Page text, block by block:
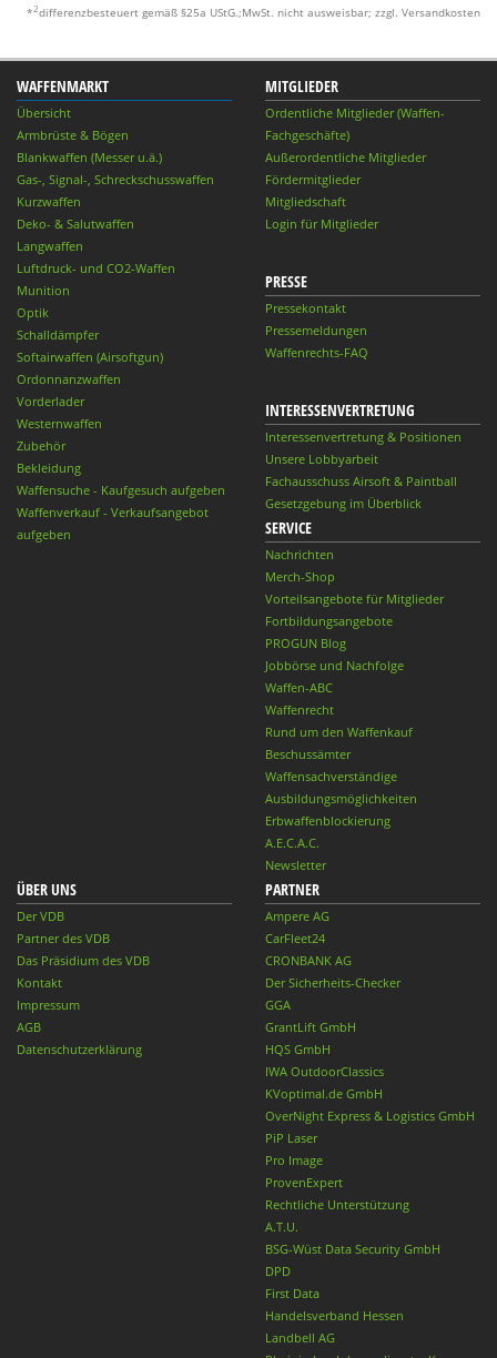
*2differenzbesteuert gemäß §25a UStG.;MwSt. nicht ausweisbar; zzgl. Versandkosten
WAFFENMARKT
Übersicht
Armbrüste & Bögen
Blankwaffen (Messer u.ä.)
Gas-, Signal-, Schreckschusswaffen
Kurzwaffen
Deko- & Salutwaffen
Langwaffen
Luftdruck- und CO2-Waffen
Munition
Optik
Schalldämpfer
Softairwaffen (Airsoftgun)
Ordonnanzwaffen
Vorderlader
Westernwaffen
Zubehör
Bekleidung
Waffensuche - Kaufgesuch aufgeben
Waffenverkauf - Verkaufsangebot
aufgeben
MITGLIEDER
Ordentliche Mitglieder (Waffen-
Fachgeschäfte)
Außerordentliche Mitglieder
Fördermitglieder
Mitgliedschaft
Login für Mitglieder
PRESSE
Pressekontakt
Pressemeldungen
Waffenrechts-FAQ
INTERESSENVERTRETUNG
Interessenvertretung & Positionen
Unsere Lobbyarbeit
Fachausschuss Airsoft & Paintball
Gesetzgebung im Überblick
SERVICE
Nachrichten
Merch-Shop
Vorteilsangebote für Mitglieder
Fortbildungsangebote
PROGUN Blog
Jobbörse und Nachfolge
Waffen-ABC
Waffenrecht
Rund um den Waffenkauf
Beschussämter
Waffensachverständige
Ausbildungsmöglichkeiten
Erbwaffenblockierung
A.E.C.A.C.
Newsletter
ÜBER UNS
Der VDB
Partner des VDB
Das Präsidium des VDB
Kontakt
Impressum
AGB
Datenschutzerklärung
PARTNER
Ampere AG
CarFleet24
CRONBANK AG
Der Sicherheits-Checker
GGA
GrantLift GmbH
HQS GmbH
IWA OutdoorClassics
KVoptimal.de GmbH
OverNight Express & Logistics GmbH
PiP Laser
Pro Image
ProvenExpert
Rechtliche Unterstützung
A.T.U.
BSG-Wüst Data Security GmbH
DPD
First Data
Handelsverband Hessen
Landbell AG